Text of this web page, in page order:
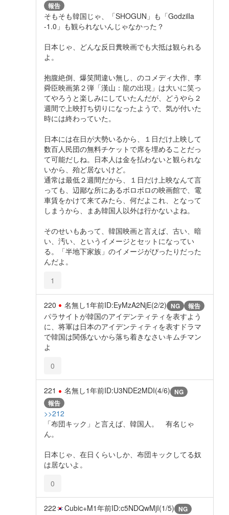
報告
そもそも韓国じゃ、「SHOGUN」も「Godzilla
-1.0」も観られないんじゃなかった？
日本じゃ、どんな反日糞映画でも大抵は観られる
よ。
抱腹絶倒、爆笑間違い無し、のコメディ大作、李
舜臣映画第２弾「漢山：龍の出現」は大いに笑っ
てやろうと楽しみにしていたんだが、どうやら２
週間で上映打ち切りになったようで、気が付いた
時には終わっていた。
日本には在日が大勢いるから、１日だけ上映して
数百人民団の無料チケットで席を埋めることだっ
て可能だしね。日本人は金を払わないと観られな
いから、殆ど居ないけど。
通常は最低２週間だから、１日だけ上映なんて言
っても、辺鄙な所にあるボロボロの映画館で、電
車賃をかけて来てみたら、何だよこれ、となって
しまうから、まあ韓国人以外は行かないよね。
そのせいもあって、韓国映画と言えば、古い、暗
い、汚い、というイメージとセットになってい
る。「半地下家族」のイメージがぴったりだった
んだよ。
1
220 名無し1年前ID:EyMzA2NjE(2/2) NG 報告
パラサイトが韓国のアイデンティティを表すよう
に、将軍は日本のアイデンティティを表すドラマ
で韓国は関係ないから落ち着きなさいキムチマン
よ
0
221 名無し1年前ID:U3NDE2MDI(4/6) NG
報告
>>212
「布団キック」と言えば、韓国人。 有名じゃ
ん。
日本じゃ、在日くらいしか、布団キックしてる奴
は居ないよ。
0
222 Cubic+M1年前ID:c5NDQwMjI(1/5) NG